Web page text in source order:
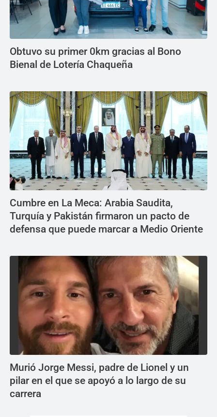
Obtuvo su primer 0km gracias al Bono
Bienal de Lotería Chaqueña
Cumbre en La Meca: Arabia Saudita,
Turquía y Pakistán firmaron un pacto de
defensa que puede marcar a Medio Oriente
Murió Jorge Messi, padre de Lionel y un
pilar en el que se apoyó a lo largo de su
carrera